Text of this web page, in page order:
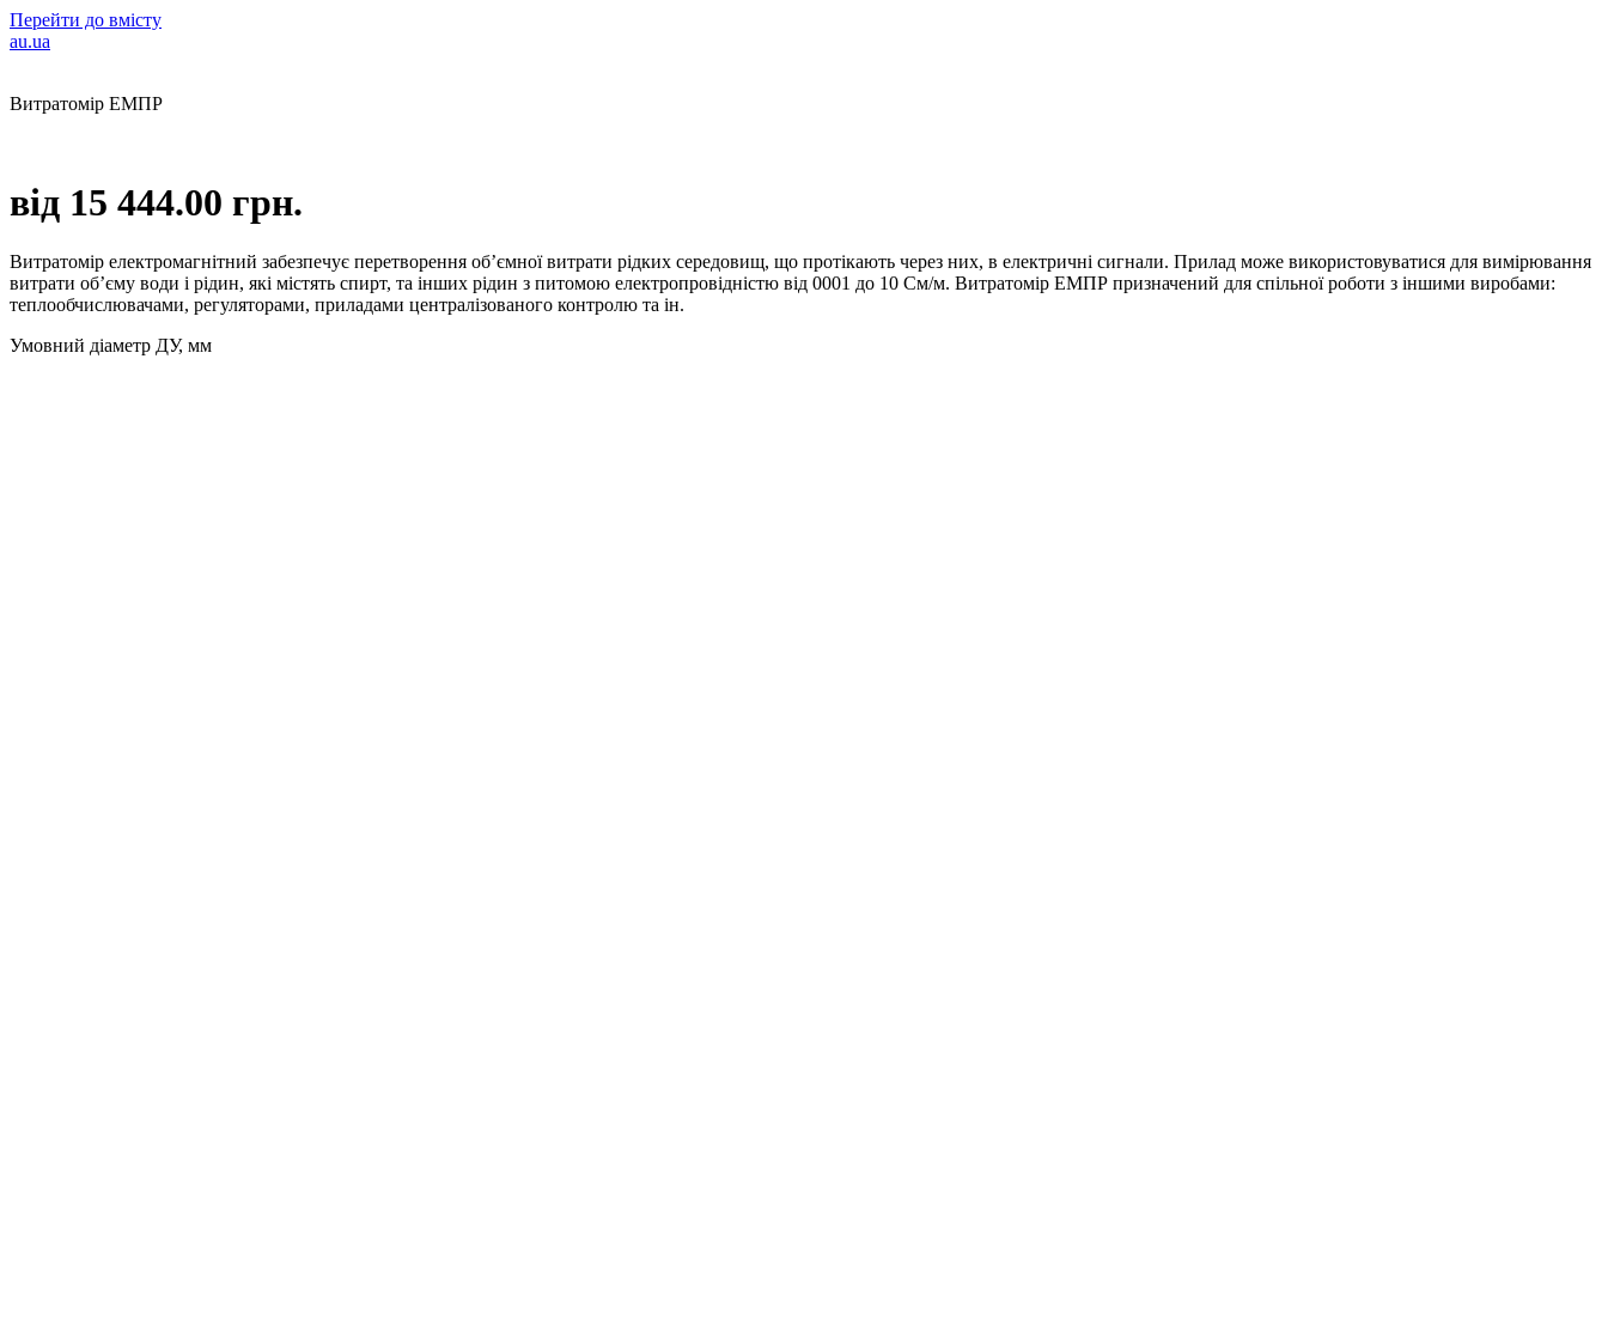
Перейти до вмісту
au.ua
Витратомір ЕМПР
від 15 444.00 грн.
Витратомір електромагнітний забезпечує перетворення об’ємної витрати рідких середовищ, що протікають через них, в електричні сигнали. Прилад може використовуватися для вимірювання
витрати об’єму води і рідин, які містять спирт, та інших рідин з питомою електропровідністю від 0001 до 10 См/м. Витратомір ЕМПР призначений для спільної роботи з іншими виробами:
теплообчислювачами, регуляторами, приладами централізованого контролю та ін.
Умовний діаметр ДУ, мм